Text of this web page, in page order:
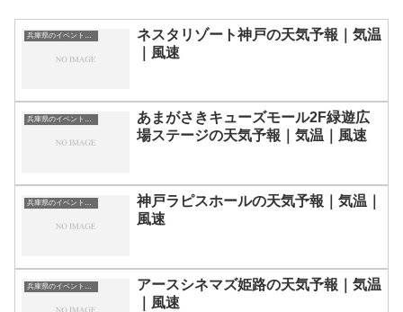
兵庫県のイベント会場一覧
ネスタリゾート神戸の天気予報｜気温
｜風速
兵庫県のイベント会場一覧
あまがさきキューズモール2F緑遊広
場ステージの天気予報｜気温｜風速
兵庫県のイベント会場一覧
神戸ラピスホールの天気予報｜気温｜
風速
兵庫県のイベント会場一覧
アースシネマズ姫路の天気予報｜気温
｜風速